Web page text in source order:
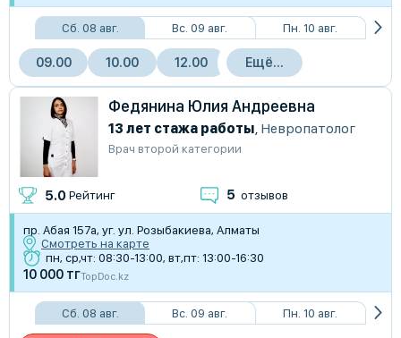
Сб. 08 авг. Вс. 09 авг. Пн. 10 авг.
09.00 10.00 12.00 Ещё...
Федянина Юлия Андреевна
13 лет стажа работы, Невропатолог
Врач второй категории
5.0 Рейтинг 5 отзывов
пр. Абая 157а, уг. ул. Розыбакиева, Алматы
Смотреть на карте
пн, ср,чт: 08:30-13:00, вт,пт: 13:00-16:30
10 000 тгTopDoc.kz
Сб. 08 авг. Вс. 09 авг. Пн. 10 авг.